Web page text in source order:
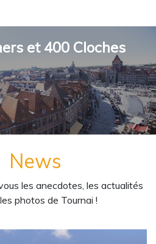
et 400 Cloches
News
les anecdotes, les actualités
photos de Tournai !